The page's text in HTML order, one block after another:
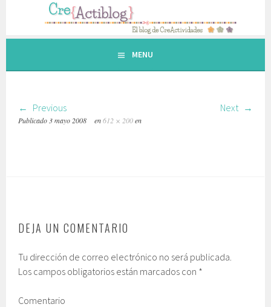
contenido.
MENU
Previous Next
Publicado 3 mayo 2008 en612 × 200en
DEJA UN COMENTARIO
Tu dirección de correo electrónico no será publicada.
Los campos obligatorios están marcados con *
Comentario